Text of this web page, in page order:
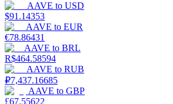
AAVE to USD
$91.14353
AAVE to EUR
€78.86431
AAVE to BRL
R$464.58594
AAVE to RUB
₽7,437.16685
AAVE to GBP
£67.55622